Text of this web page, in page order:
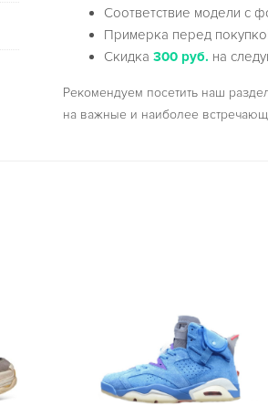
Соответствие модели с
Примерка перед
Скидка300 руб. на
Рекомендуем посетить наш
на важные и наиболее